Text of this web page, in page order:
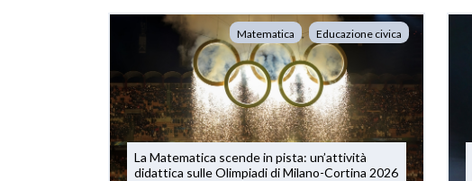
Matematica Educazione civica
La Matematica scende in pista: un’attività
didattica sulle Olimpiadi di Milano-Cortina 2026